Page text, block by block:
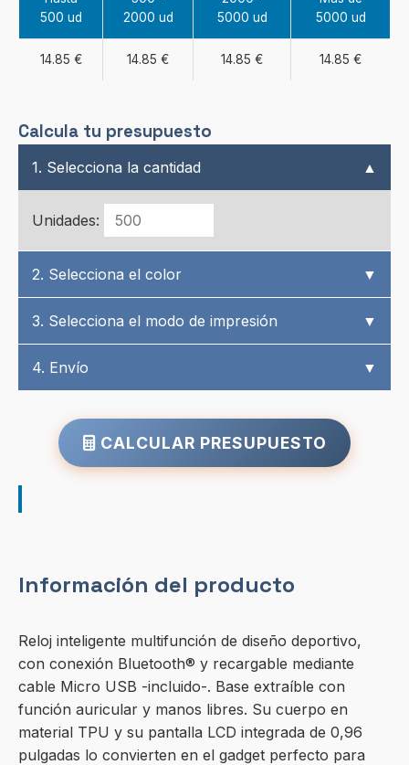
500 ud
2000 ud
5000 ud
5000 ud
14.85 € 14.85 € 14.85 € 14.85 €
Calcula tu presupuesto
1. Selecciona la cantidad ▲
Unidades:
2. Selecciona el color ▼
3. Selecciona el modo de impresión ▼
4. Envío ▼
CALCULAR PRESUPUESTO
Información del producto
Reloj inteligente multifunción de diseño deportivo,
con conexión Bluetooth® y recargable mediante
cable Micro USB -incluido-. Base extraíble con
función auricular y manos libres. Su cuerpo en
material TPU y su pantalla LCD integrada de 0,96
pulgadas lo convierten en el gadget perfecto para